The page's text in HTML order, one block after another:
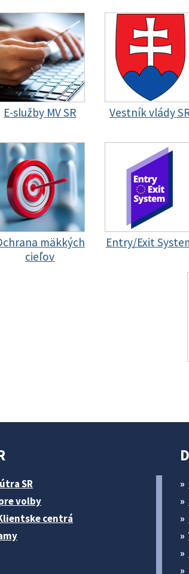
E-služby MV SR Vestník vlády
mäkkých
cieľov
Entry/Exit
SR
volby
centrá